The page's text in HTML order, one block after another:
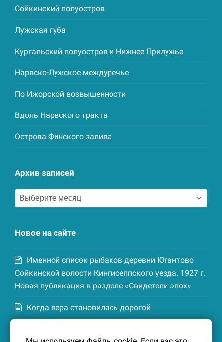
Сойкинский полуостров
Лужская губа
Кургальский полуостров и Нижнее Прилужье
Нарвско-Лужское междуречье
По Ижорской возвышенности
Вдоль Нарвского тракта
Острова Финского залива
Архив записей
Архив
записей
Новое на сайте
Именной список рыбаков деревни Югантово
Сойкинской волости Кингисеппского уезда. 1927 г.
Новая публикация в разделе «Свидетели эпох»
Когда вера становилась дорогой